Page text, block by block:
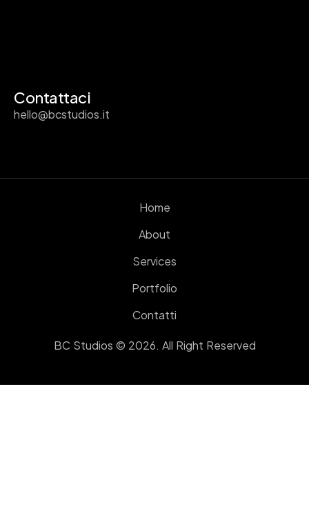
Contattaci
hello@bcstudios.it
BC Studios © 2026. All Right Reserved
Home
About
Services
Portfolio
Contatti